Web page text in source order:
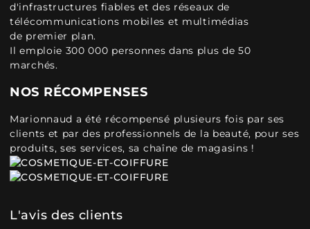
d'infrastructures fiables et des réseaux de
télécommunications mobiles et multimédias
de premier plan.
Il emploie 300 000 personnes dans plus de 50
marchés.
NOS RÉCOMPENSES
Marionnaud a été récompensé plusieurs fois par ses
clients et par des professionnels de la beauté, pour ses
produits, ses services, sa chaîne de magasins !
L'avis des clients